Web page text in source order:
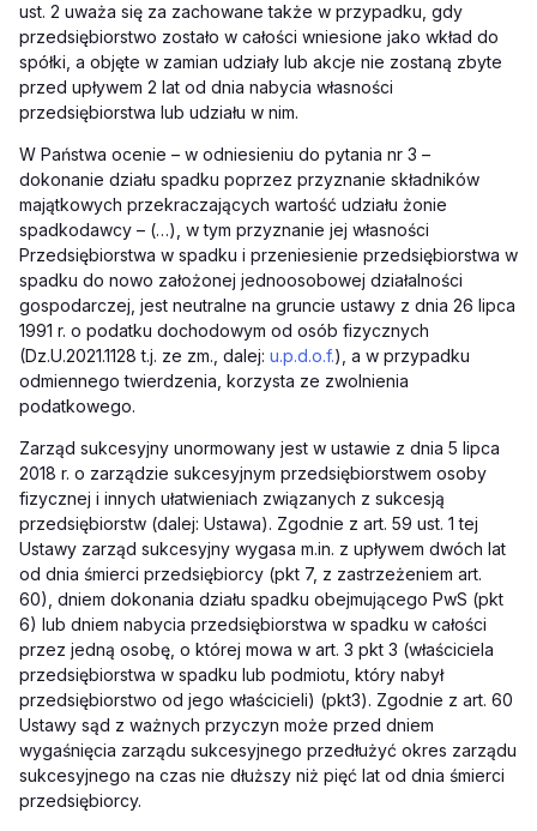
ust. 2 uważa się za zachowane także w przypadku, gdy
przedsiębiorstwo zostało w całości wniesione jako wkład do
spółki, a objęte w zamian udziały lub akcje nie zostaną zbyte
przed upływem 2 lat od dnia nabycia własności
przedsiębiorstwa lub udziału w nim.
W Państwa ocenie – w odniesieniu do pytania nr 3 –
dokonanie działu spadku poprzez przyznanie składników
majątkowych przekraczających wartość udziału żonie
spadkodawcy – (…) , w tym przyznanie jej własności
Przedsiębiorstwa w spadku i przeniesienie przedsiębiorstwa w
spadku do nowo założonej jednoosobowej działalności
gospodarczej, jest neutralne na gruncie ustawy z dnia 26 lipca
1991 r. o podatku dochodowym od osób fizycznych
(Dz.U.2021.1128 t.j. ze zm., dalej: u.p.d.o.f.), a w przypadku
odmiennego twierdzenia, korzysta ze zwolnienia
podatkowego.
Zarząd sukcesyjny unormowany jest w ustawie z dnia 5 lipca
2018 r. o zarządzie sukcesyjnym przedsiębiorstwem osoby
fizycznej i innych ułatwieniach związanych z sukcesją
przedsiębiorstw (dalej: Ustawa). Zgodnie z art. 59 ust. 1 tej
Ustawy zarząd sukcesyjny wygasa m.in. z upływem dwóch lat
od dnia śmierci przedsiębiorcy (pkt 7, z zastrzeżeniem art.
60), dniem dokonania działu spadku obejmującego PwS (pkt
6) lub dniem nabycia przedsiębiorstwa w spadku w całości
przez jedną osobę, o której mowa w art. 3 pkt 3 (właściciela
przedsiębiorstwa w spadku lub podmiotu, który nabył
przedsiębiorstwo od jego właścicieli) (pkt3). Zgodnie z art. 60
Ustawy sąd z ważnych przyczyn może przed dniem
wygaśnięcia zarządu sukcesyjnego przedłużyć okres zarządu
sukcesyjnego na czas nie dłuższy niż pięć lat od dnia śmierci
przedsiębiorcy.